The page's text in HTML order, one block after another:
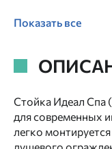
Показать все
Стойка Идеал Спа
для современных
легко